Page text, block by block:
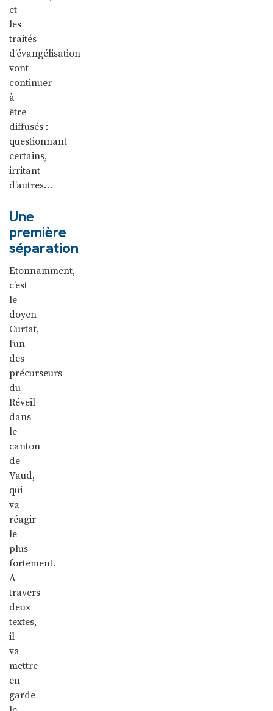
et
les
traités
d’évangélisation
vont
continuer
à
être
diffusés :
questionnant
certains,
irritant
d’autres…
Une
première
séparation
Etonnamment,
c’est
le
doyen
Curtat,
l’un
des
précurseurs
du
Réveil
dans
le
canton
de
Vaud,
qui
va
réagir
le
plus
fortement.
A
travers
deux
textes,
il
va
mettre
en
garde